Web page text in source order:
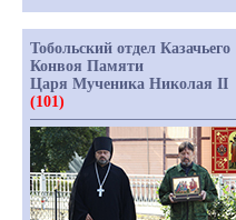
Тобольский отдел Казачьего
Конвоя Памяти
Царя Мученика Николая II
(101)